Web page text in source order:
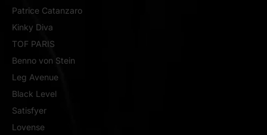
Patrice Catanzaro
Kinky Diva
TOF PARIS
Benno von Stein
Leg Avenue
Black Level
Satisfyer
Lovense